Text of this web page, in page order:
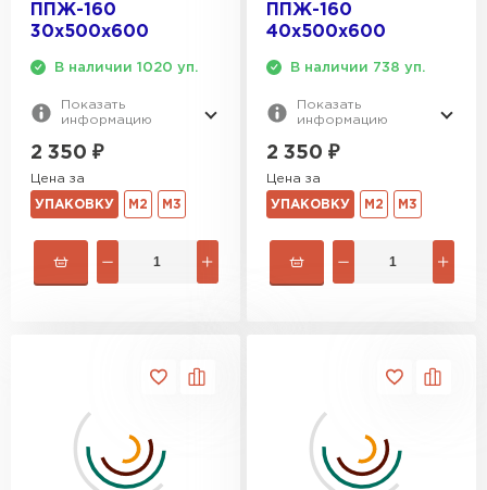
ППЖ-160
30х500х600
В наличии 1020 уп.
Показать
информацию
2 350 ₽
Цена за
УПАКОВКУ М2 М3
ППЖ-160
40х500х600
В наличии 738 уп.
Показать
информацию
2 350 ₽
Цена за
УПАКОВКУ М2 М3